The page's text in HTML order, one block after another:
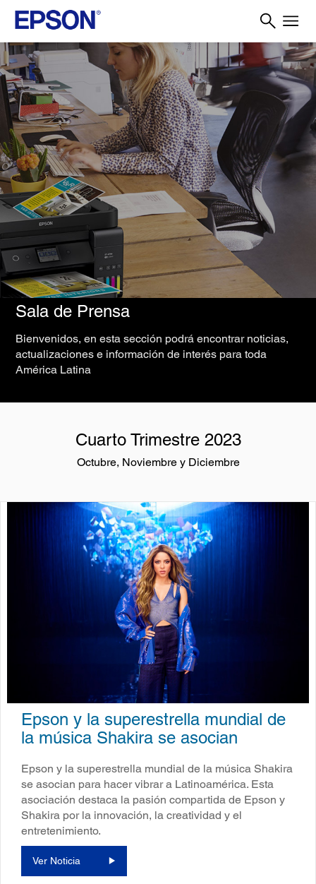
Sala de Prensa
Bienvenidos, en esta sección podrá encontrar noticias,
actualizaciones e información de interés para toda
América Latina
Cuarto Trimestre 2023
Octubre, Noviembre y Diciembre
Epson y la superestrella mundial de
la música Shakira se asocian
Epson y la superestrella mundial de la música Shakira
se asocian para hacer vibrar a Latinoamérica. Esta
asociación destaca la pasión compartida de Epson y
Shakira por la innovación, la creatividad y el
entretenimiento.
Ver Noticia